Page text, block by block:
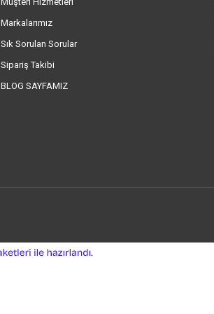
Markalarımız
Sık Sorulan Sorular
Sipariş Takibi
BLOG SAYFAMIZ
e-